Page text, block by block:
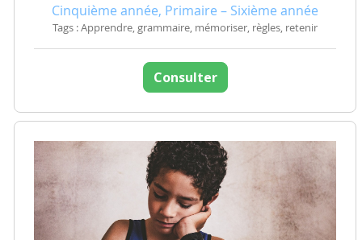
Cinquième année, Primaire – Sixième année
Tags : Apprendre, grammaire, mémoriser, règles, retenir
Consulter